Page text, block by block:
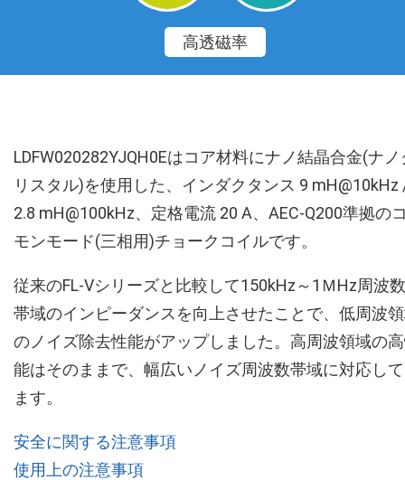
高透磁率
LDFW020282YJQH0Eはコア材料にナノ結晶合金(ナノ
リスタル)を使用した、インダクタンス 9 mH@10kHz
2.8 mH@100kHz、定格電流 20 A、AEC-Q200準拠の
モンモード(三相用)チョークコイルです。
従来のFL-Vシリーズと比較して150kHz～1ＭHz周波数
帯域のインピーダンスを向上させたことで、低周波
のノイズ除去性能がアップしました。高周波領域の
能はそのままで、幅広いノイズ周波数帯域に対応し
ます。
安全に関する注意事項
使用上の注意事項